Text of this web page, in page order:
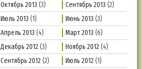
Октябрь 2013 (3) Сентябрь 2013 (2)
Июль 2013 (1) Июнь 2013 (3)
Апрель 2013 (4) Март 2013 (6)
Декабрь 2012(3) Ноябрь 2012(4)
Сентябрь 2012(2) Июль 2012(1)